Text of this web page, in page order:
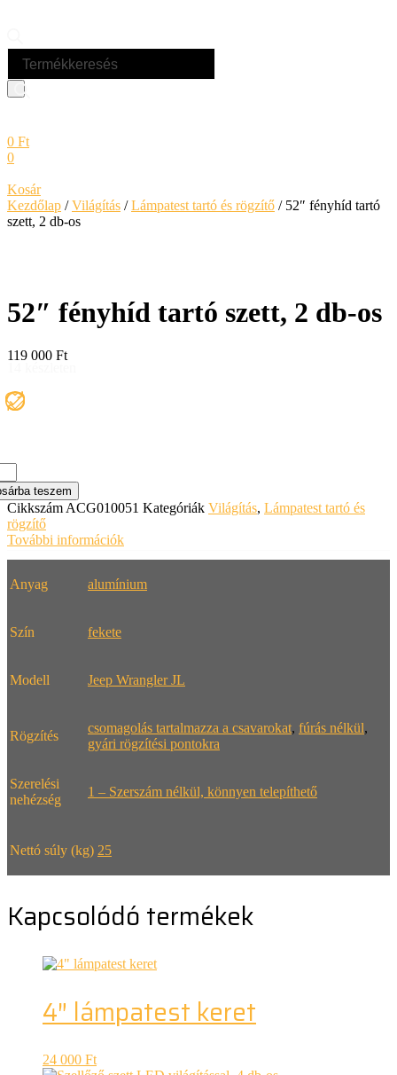
search
0 Ft
0
Kosár
Kezdőlap /Világítás /Lámpatest tartó és rögzítő / 52″ fényhíd tartó
szett, 2 db-os
52″ fényhíd tartó szett, 2 db-os
119 000 Ft
teszem
CikkszámACG010051 Kategóriák Világítás, Lámpatest tartó és
rögzítő
További információk
Anyag alumínium
Szín fekete
Modell Jeep Wrangler JL
Rögzítés
csomagolás tartalmazza a csavarokat, fúrás nélkül,
gyári rögzítési pontokra
Szerelési
nehézség
1 – Szerszám nélkül, könnyen telepíthető
Nettó súly (kg) 25
Kapcsolódó termékek
4″ lámpatest keret
24 000 Ft